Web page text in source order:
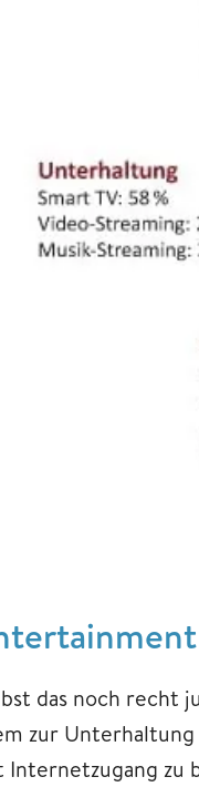
das noch recht
zur
Internetzugang zu